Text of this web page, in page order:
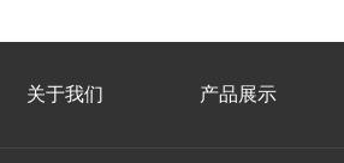
关于我们 产品展示